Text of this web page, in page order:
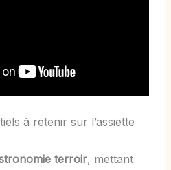
à retenir sur l’assiette
terroir, mettant